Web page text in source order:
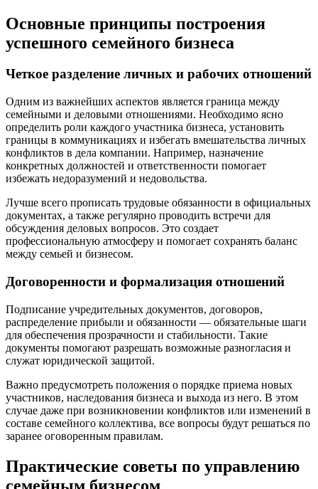
Основные принципы построения
успешного семейного бизнеса
Четкое разделение личных и рабочих отношений
Одним из важнейших аспектов является граница между
семейными и деловыми отношениями. Необходимо ясно
определить роли каждого участника бизнеса, установить
границы в коммуникациях и избегать вмешательства личных
конфликтов в дела компании. Например, назначение
конкретных должностей и ответственности помогает
избежать недоразумений и недовольства.
Лучше всего прописать трудовые обязанности в официальных
документах, а также регулярно проводить встречи для
обсуждения деловых вопросов. Это создает
профессиональную атмосферу и помогает сохранять баланс
между семьей и бизнесом.
Договоренности и формализация отношений
Подписание учредительных документов, договоров,
распределение прибыли и обязанности — обязательные шаги
для обеспечения прозрачности и стабильности. Такие
документы помогают разрешать возможные разногласия и
служат юридической защитой.
Важно предусмотреть положения о порядке приема новых
участников, наследования бизнеса и выхода из него. В этом
случае даже при возникновении конфликтов или изменений в
составе семейного коллектива, все вопросы будут решаться по
заранее оговоренным правилам.
Практические советы по управлению
семейным бизнесом